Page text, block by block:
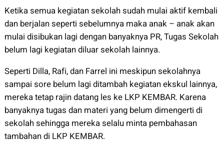
Ketika semua kegiatan sekolah sudah mulai aktif kembali
dan berjalan seperti sebelumnya maka anak – anak akan
mulai disibukan lagi dengan banyaknya PR, Tugas Sekolah
belum lagi kegiatan diluar sekolah lainnya.
Seperti Dilla, Rafi, dan Farrel ini meskipun sekolahnya
sampai sore belum lagi ditambah kegiatan ekskul lainnya,
mereka tetap rajin datang les ke LKP KEMBAR. Karena
banyaknya tugas dan materi yang belum dimengerti di
sekolah sehingga mereka selalu minta pembahasan
tambahan di LKP KEMBAR.